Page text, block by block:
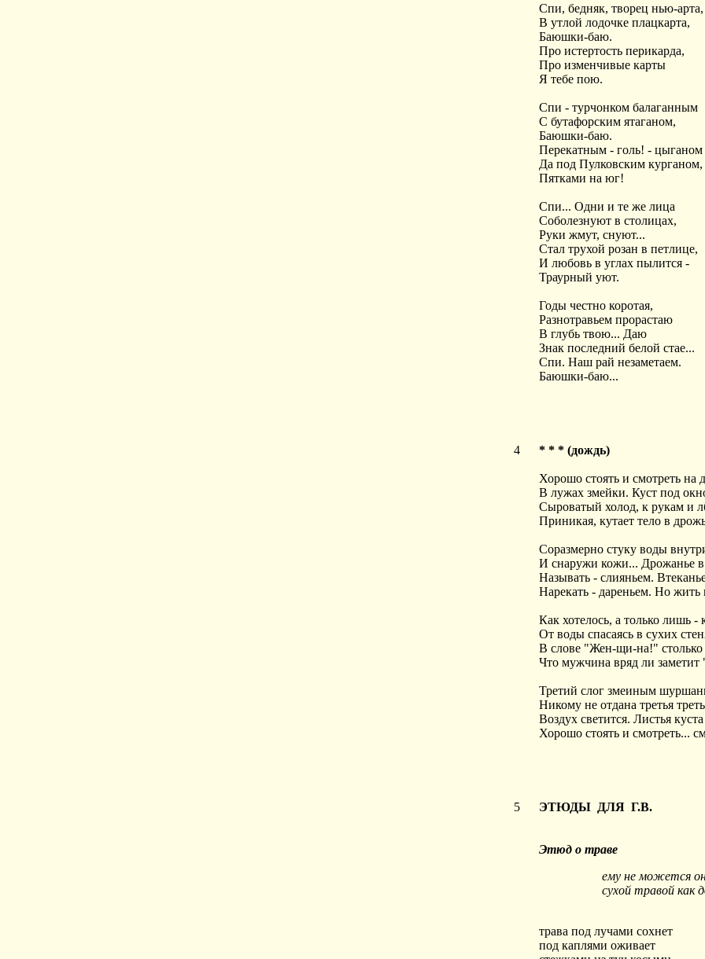
Спи, бедняк, творец нью-арта,
В утлой лодочке плацкарта,
Баюшки-баю.
Про истертость перикарда,
Про изменчивые карты
Я тебе пою.
Спи - турчонком балаганным
С бутафорским ятаганом,
Баюшки-баю.
Перекатным - голь! - цыганом
Да под Пулковским курганом,
Пятками на юг!
Спи... Одни и те же лица
Соболезнуют в столицах,
Руки жмут, снуют...
Стал трухой розан в петлице,
И любовь в углах пылится -
Траурный уют.
Годы честно коротая,
Разнотравьем прорастаю
В глубь твою... Даю
Знак последний белой стае...
Спи. Наш рай незаметаем.
Баюшки-баю...
4 * * * (дождь)
Хорошо стоять и смотреть на
В лужах змейки. Куст под
Сыроватый холод, к рукам и
Приникая, кутает тело в
Соразмерно стуку воды
И снаружи кожи... Дрожанье в
Называть - слияньем.
Нарекать - дареньем. Но жить
Как хотелось, а только лишь -
От воды спасаясь в сухих
В слове "Жен-щи-на!"
Что мужчина вряд ли
Третий слог змеиным
Никому не отдана третья
Воздух светится. Листья
Хорошо стоять и смотреть...
5 ЭТЮДЫ ДЛЯ Г.В.
Этюд о траве
ему не можется
сухой травой как
трава под лучами сохнет
под каплями оживает